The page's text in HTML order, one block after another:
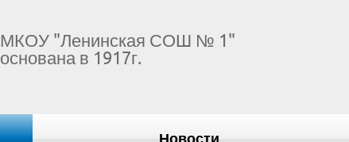
МКОУ "Ленинская СОШ № 1"
основана в 1917г.
Новости